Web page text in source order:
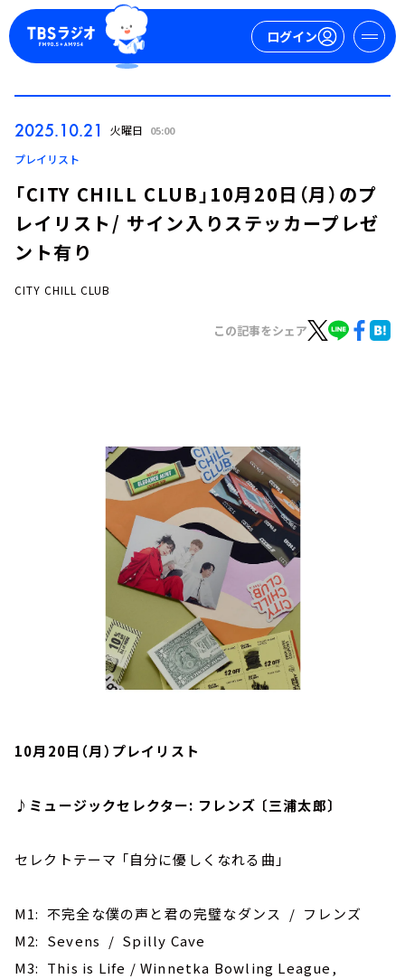
ログイン
YouTube
会社情報
2025.10.21 火曜日 05:00
プレイリスト
「CITY CHILL CLUB」10月20日（月）のプ
レイリスト/ サイン入りステッカープレゼ
ント有り
CITY CHILL CLUB
この記事をシェア
10月20日（月）プレイリスト
♪ミュージックセレクター: フレンズ 〔三浦太郎〕
セレクトテーマ 「自分に優しくなれる曲」
M1: 不完全な僕の声と君の完璧なダンス / フレンズ
M2: Sevens / Spilly Cave
M3: ‎This is Life / Winnetka Bowling League,